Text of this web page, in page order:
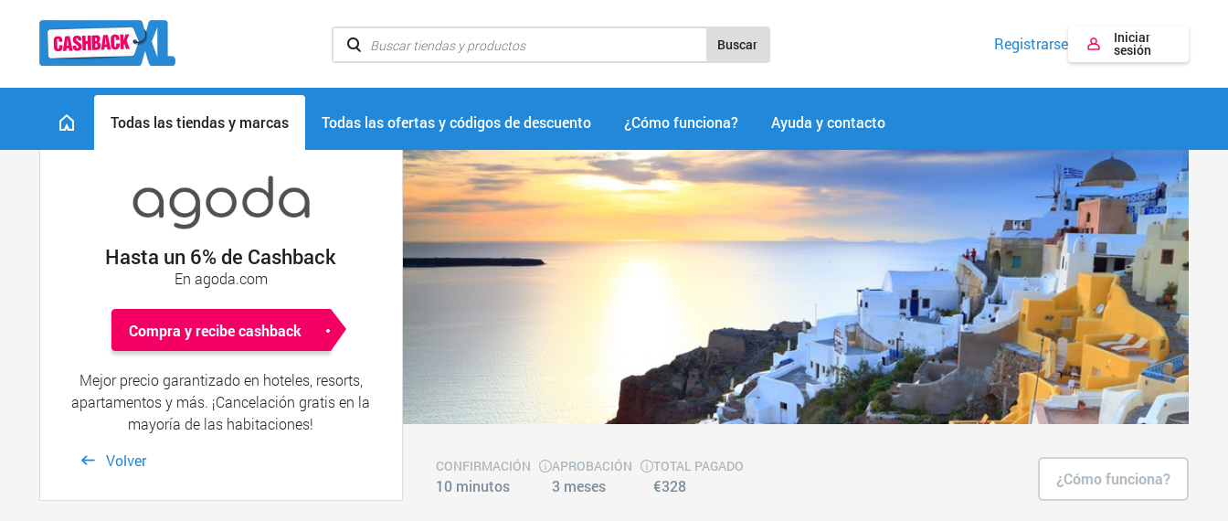
Buscar Registrarse Iniciar
sesión
Todas las tiendas y marcas Todas las ofertas y códigos de descuento ¿Cómo funciona? Ayuda y contacto
Hasta un 6% de Cashback
En agoda.com
Compra y recibe cashback
Mejor precio garantizado en hoteles, resorts,
apartamentos y más. ¡Cancelación gratis en la
mayoría de las habitaciones!
Volver
CONFIRMACIÓN
10 minutos
APROBACIÓN
3 meses
TOTAL PAGADO
€328 ¿Cómo funciona?